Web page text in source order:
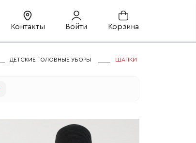
Контакты Войти Корзина
ДЕТСКИЕ ГОЛОВНЫЕ УБОРЫ ШАПКИ